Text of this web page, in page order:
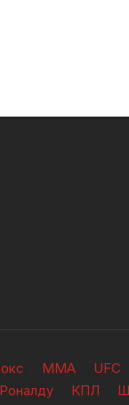
ММА UFC
КПЛ